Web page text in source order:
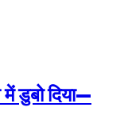
में डुबो दिया—